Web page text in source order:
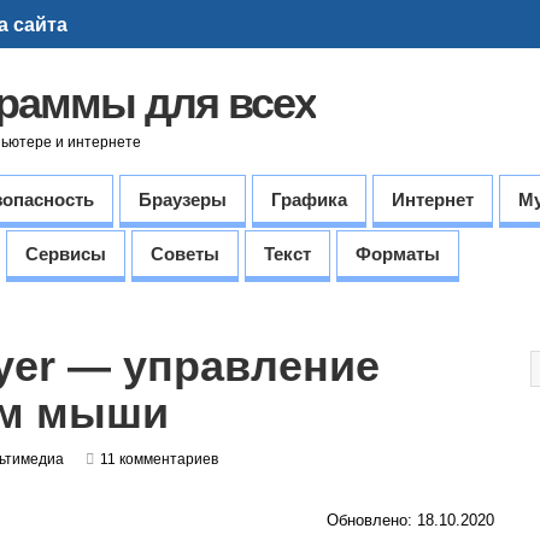
сайта
для всех
и интернете
Браузеры Графика Интернет
Сервисы Советы Текст Форматы
— управление
мыши
11 комментариев
Обновлено: 18.10.2020